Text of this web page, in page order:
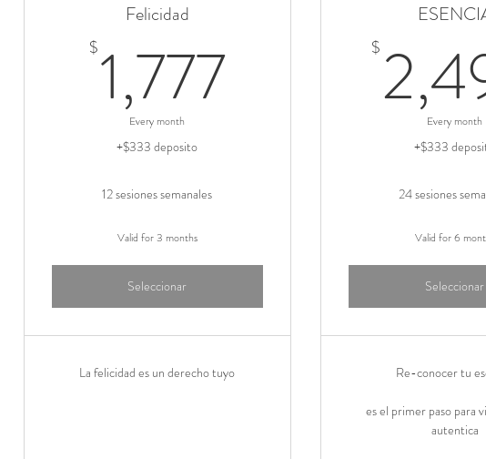
Felicidad
$1,7771,777$
Every month
+$333 deposito
12 sesiones semanales
Valid for 3 months
Seleccionar
La felicidad es un derecho tuyo
$
Every month
+$333
24 sesiones
Valid for 6
Seleccionar
Re-conocer tu
es el primer paso para
autentica